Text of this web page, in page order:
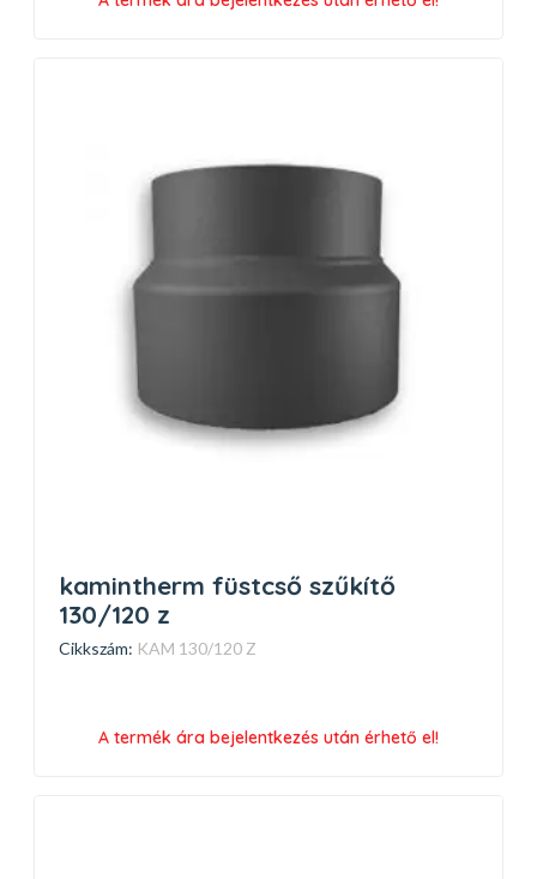
kamintherm füstcső szűkítő
130/120 z
Cikkszám: KAM 130/120 Z
A termék ára bejelentkezés után érhető el!